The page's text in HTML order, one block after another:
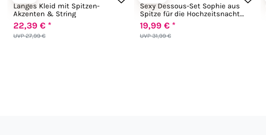
Langes Kleid mit Spitzen-
Akzenten & String
UVP 27,99 €
22,39 € *
Sexy Dessous-Set Sophie aus
Spitze für die Hochzeitsnacht
weiß
UVP 31,99 €
19,99 € *